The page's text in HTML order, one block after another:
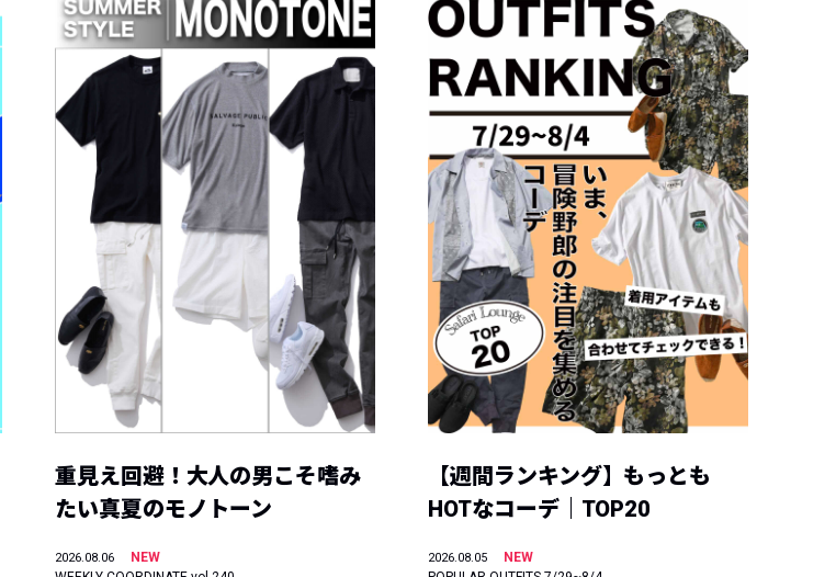
重見え回避！大人の男こそ嗜み
たい真夏のモノトーン
2026.08.06
NEW
【週間ランキング】もっとも
HOTなコーデ｜TOP20
2026.08.05
NEW